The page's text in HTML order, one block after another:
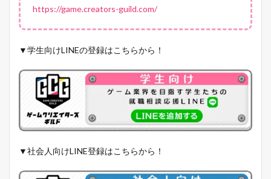
https://game.creators-guild.com/
▼学生向けLINEの登録はこちらから！
▼社会人向けLINE登録はこちらから！